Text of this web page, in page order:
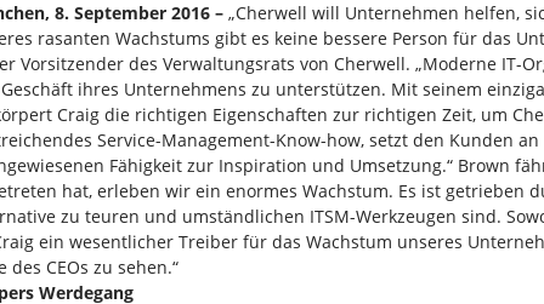
8. September 2016 – „Cherwell will Unternehmen helfen,
rasanten Wachstums gibt es keine bessere Person für das
Vorsitzender des Verwaltungsrats von Cherwell. „Moderne IT-
ihres Unternehmens zu unterstützen. Mit seinem
Craig die richtigen Eigenschaften zur richtigen Zeit, um
Service-Management-Know-how, setzt den Kunden
Fähigkeit zur Inspiration und Umsetzung.“ Brown
hat, erleben wir ein enormes Wachstum. Es ist getrieben
zu teuren und umständlichen ITSM-Werkzeugen sind.
ein wesentlicher Treiber für das Wachstum unseres
des CEOs zu sehen.“
Werdegang